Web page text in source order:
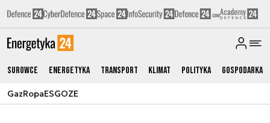
Surowce Energetyka Transport Klimat Polityka Gospodarka
GazRopaESGOZE